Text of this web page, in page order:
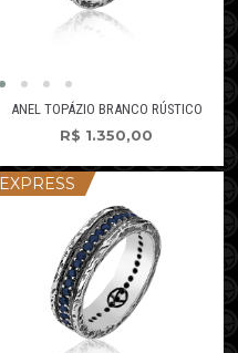
ANEL TOPÁZIO BRANCO RÚSTICO
R$ 1.350,00
EXPRESS